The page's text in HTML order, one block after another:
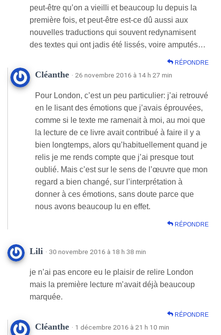
peut-être qu’on a vieilli et beaucoup lu depuis la
première fois, et peut-être est-ce dû aussi aux
nouvelles traductions qui souvent redynamisent
des textes qui ont jadis été lissés, voire amputés…
RÉPONDRE
Cléanthe · 26 novembre 2016 à 14 h 27 min
Pour London, c’est un peu particulier: j’ai retrouvé
en le lisant des émotions que j’avais éprouvées,
comme si le texte me ramenait à moi, au moi que
la lecture de ce livre avait contribué à faire il y a
bien longtemps, alors qu’habituellement quand je
relis je me rends compte que j’ai presque tout
oublié. Mais c’est sur le sens de l’œuvre que mon
regard a bien changé, sur l’interprétation à
donner à ces émotions, sans doute parce que
nous avons beaucoup lu en effet.
RÉPONDRE
Lili · 30 novembre 2016 à 18 h 38 min
je n’ai pas encore eu le plaisir de relire London
mais la première lecture m’avait déjà beaucoup
marquée.
RÉPONDRE
Cléanthe · 1 décembre 2016 à 21 h 10 min